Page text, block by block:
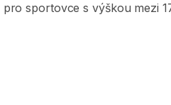
pro sportovce s výškou mezi